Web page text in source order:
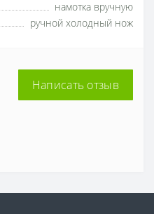
намотка вручную
ручной холодный нож
Написать отзыв